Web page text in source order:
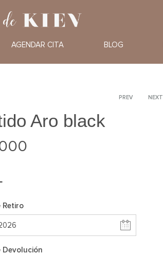
AGENDAR CITA BLOG
Product
PREV NEXT
Aro black
Retiro
Devolución